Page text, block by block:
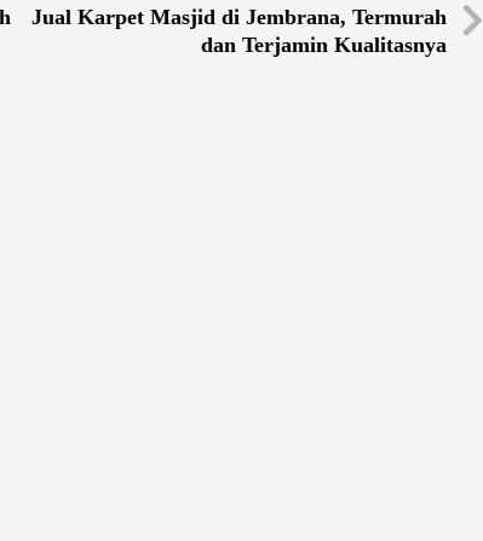
Jual Karpet Masjid di Jembrana, Termurah
dan Terjamin Kualitasnya